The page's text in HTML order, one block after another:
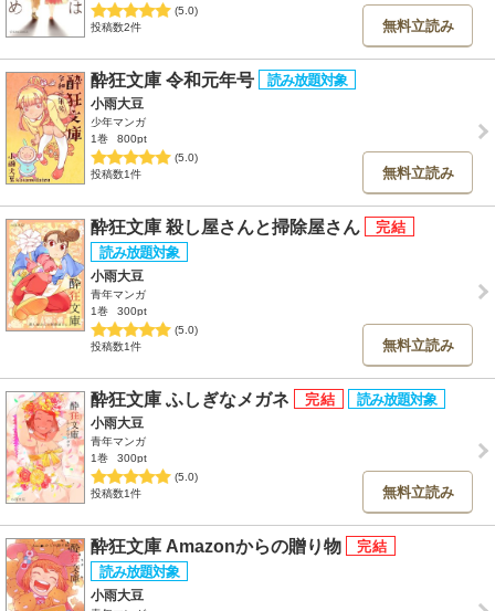
(5.0)
投稿数2件
無料立読み
酔狂文庫 令和元年号
小雨大豆
少年マンガ
1巻
800pt
(5.0)
投稿数1件
無料立読み
酔狂文庫 殺し屋さんと掃除屋さん
小雨大豆
青年マンガ
1巻
300pt
(5.0)
投稿数1件
無料立読み
酔狂文庫 ふしぎなメガネ
小雨大豆
青年マンガ
1巻
300pt
(5.0)
投稿数1件
無料立読み
酔狂文庫 Amazonからの贈り物
小雨大豆